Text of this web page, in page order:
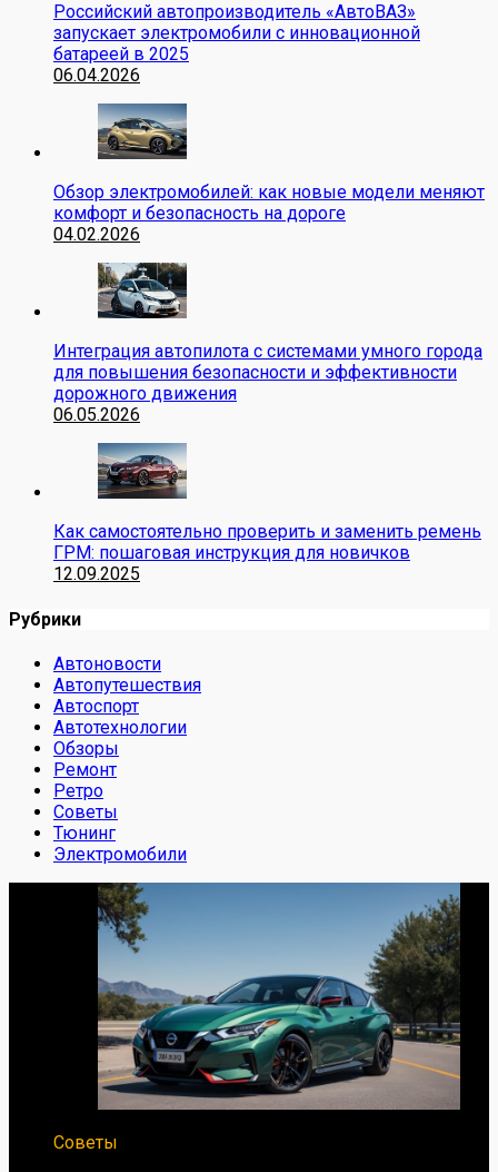
Российский автопроизводитель «АвтоВАЗ»
запускает электромобили с инновационной
батареей в 2025
06.04.2026
Обзор электромобилей: как новые модели меняют
комфорт и безопасность на дороге
04.02.2026
Интеграция автопилота с системами умного города
для повышения безопасности и эффективности
дорожного движения
06.05.2026
Как самостоятельно проверить и заменить ремень
ГРМ: пошаговая инструкция для новичков
12.09.2025
Рубрики
Автоновости
Автопутешествия
Автоспорт
Автотехнологии
Обзоры
Ремонт
Ретро
Советы
Тюнинг
Электромобили
Советы